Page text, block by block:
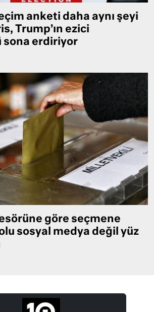
anketi daha aynı şeyi
Trump’ın ezici
sona erdiriyor
göre seçmene
sosyal medya değil yüz